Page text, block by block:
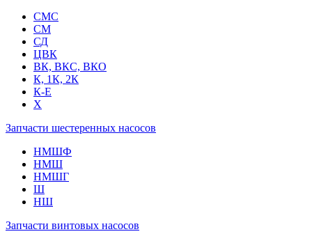
СМС
СМ
СД
ЦВК
ВК, ВКС, ВКО
К, 1К, 2К
К-Е
Х
Запчасти шестеренных насосов
НМШФ
НМШ
НМШГ
Ш
НШ
Запчасти винтовых насосов